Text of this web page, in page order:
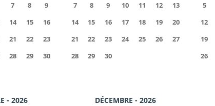
7 8
9
14 15
16
21 22
23
28 29
30
7
8 9 10 11 12
13
14
15 16 17 18 19
20
21
22 23 24 25 26
27
28
29 30
5
12
19
26
- 2026 DÉCEMBRE - 2026